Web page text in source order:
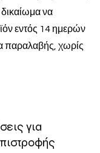
να
εντός 14 ημερών
παραλαβής, χωρίς
για